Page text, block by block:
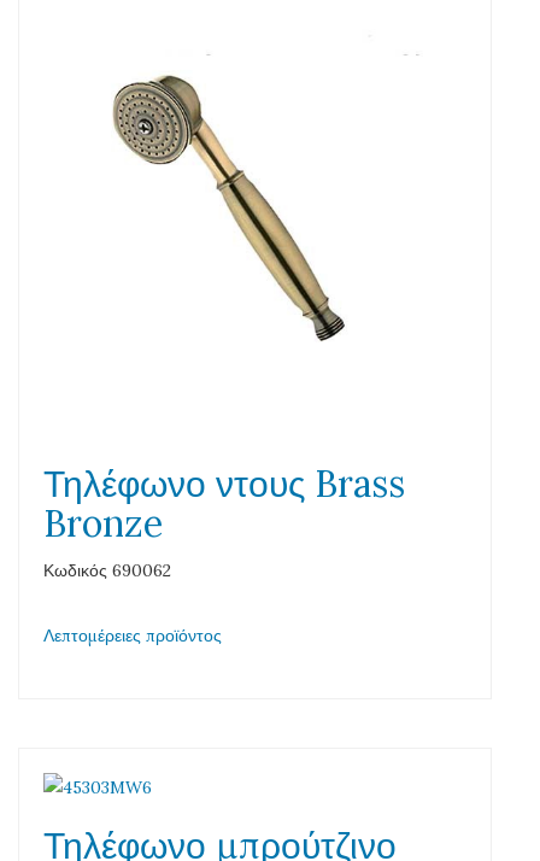
Τηλέφωνο ντους Brass
Bronze
Κωδικός 690062
Λεπτομέρειες προϊόντος
Τηλέφωνο μπρούτζινο